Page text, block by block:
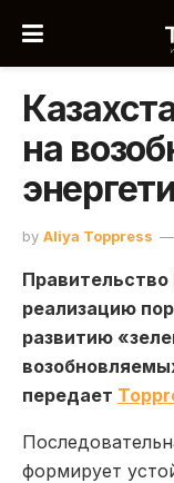
на
by Aliya Toppress
реализацию
развитию
передает
формирует